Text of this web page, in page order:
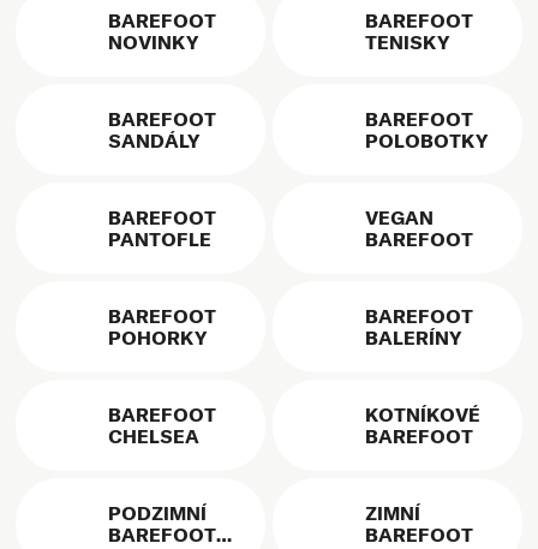
BAREFOOT
NOVINKY
BAREFOOT
TENISKY
BAREFOOT
SANDÁLY
BAREFOOT
POLOBOTKY
BAREFOOT
PANTOFLE
VEGAN
BAREFOOT
BAREFOOT
POHORKY
BAREFOOT
BALERÍNY
BAREFOOT
CHELSEA
KOTNÍKOVÉ
BAREFOOT
PODZIMNÍ
BAREFOOT
ZIMNÍ
BAREFOOT